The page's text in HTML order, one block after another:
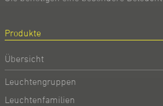
Produkte
Übersicht
Leuchtengruppen
Leuchtenfamilien